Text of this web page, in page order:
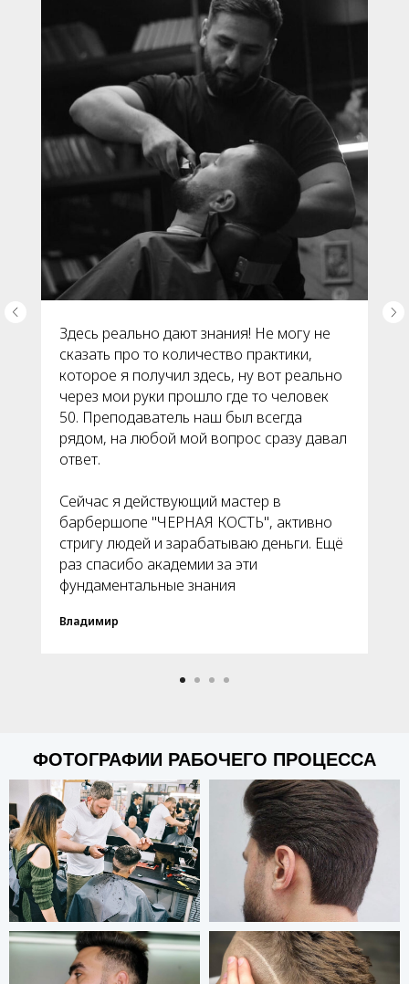
Здесь реально дают знания! Не могу не
сказать про то количество практики,
которое я получил здесь, ну вот реально
через мои руки прошло где то человек
50. Преподаватель наш был всегда
рядом, на любой мой вопрос сразу давал
ответ.
Сейчас я действующий мастер в
барбершопе "ЧЕРНАЯ КОСТЬ", активно
стригу людей и зарабатываю деньги. Ещё
раз спасибо академии за эти
фундаментальные знания
Владимир
ФОТОГРАФИИ РАБОЧЕГО ПРОЦЕССА